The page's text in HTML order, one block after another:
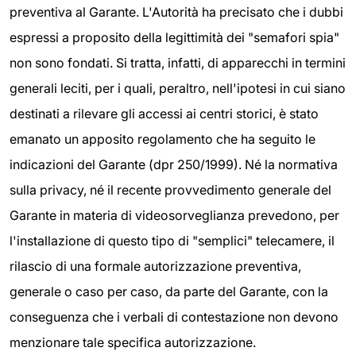
preventiva al Garante. L'Autorità ha precisato che i dubbi
espressi a proposito della legittimità dei "semafori spia"
non sono fondati. Si tratta, infatti, di apparecchi in termini
generali leciti, per i quali, peraltro, nell'ipotesi in cui siano
destinati a rilevare gli accessi ai centri storici, è stato
emanato un apposito regolamento che ha seguito le
indicazioni del Garante (dpr 250/1999). Né la normativa
sulla privacy, né il recente provvedimento generale del
Garante in materia di videosorveglianza prevedono, per
l'installazione di questo tipo di "semplici" telecamere, il
rilascio di una formale autorizzazione preventiva,
generale o caso per caso, da parte del Garante, con la
conseguenza che i verbali di contestazione non devono
menzionare tale specifica autorizzazione.